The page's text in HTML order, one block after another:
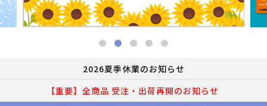
2026夏季休業のお知らせ
【重要】全商品 受注・出荷再開のお知らせ